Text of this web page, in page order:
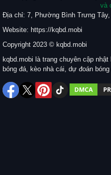
và
Địa chỉ: 7, Phường Bình Trưng
Website: https://kqbd.mobi
Copyright 2023 © kqbd.mobi
kqbd.mobi là trang chuyên cập
bóng đá, kèo nhà cái, dự đoán